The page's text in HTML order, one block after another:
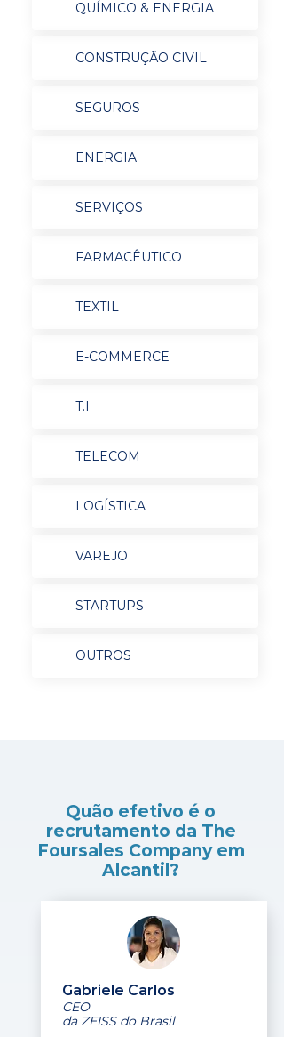
QUÍMICO & ENERGIA
CONSTRUÇÃO CIVIL
SEGUROS
ENERGIA
SERVIÇOS
FARMACÊUTICO
TEXTIL
E-COMMERCE
T.I
TELECOM
LOGÍSTICA
VAREJO
STARTUPS
OUTROS
Quão efetivo é o
recrutamento da The
Foursales Company em
Alcantil?
Gabriele Carlos
CEO
da ZEISS do Brasil